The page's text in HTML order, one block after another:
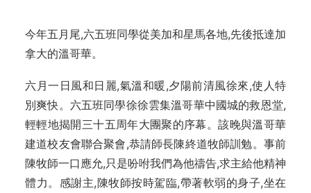
今年五月尾,六五班同學從美加和星馬各地,先後抵達加
拿大的溫哥華。
六月一日風和日麗,氣溫和暖,夕陽前清風徐來,使人特
別爽快。六五班同學徐徐雲集溫哥華中國城的救恩堂,
輕輕地揭開三十五周年大團聚的序幕。該晚與溫哥華
建道校友會聯合聚會,恭請師長陳終道牧師訓勉。事前
陳牧師一口應允,只是吩咐我們為他禱告,求主給他精神
體力。感謝主,陳牧師按時駕臨,帶著軟弱的身子,坐在